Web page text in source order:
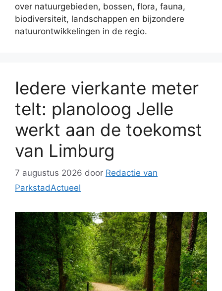
over natuurgebieden, bossen, flora, fauna,
biodiversiteit, landschappen en bijzondere
natuurontwikkelingen in de regio.
Iedere vierkante meter
telt: planoloog Jelle
werkt aan de toekomst
van Limburg
7 augustus 2026 door Redactie van
ParkstadActueel